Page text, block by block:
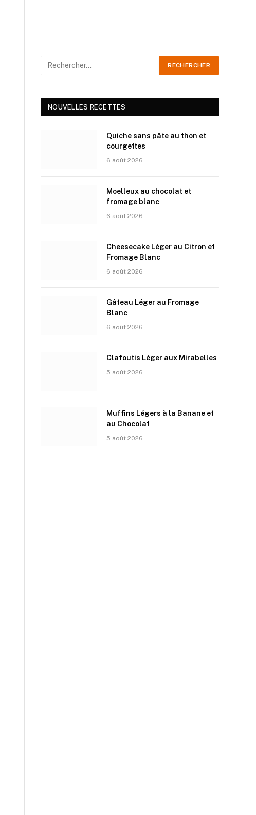
NOUVELLES RECETTES
Quiche sans pâte au thon et
courgettes
6 août 2026
Moelleux au chocolat et
fromage blanc
6 août 2026
Cheesecake Léger au Citron et
Fromage Blanc
6 août 2026
Gâteau Léger au Fromage
Blanc
6 août 2026
Clafoutis Léger aux Mirabelles
5 août 2026
Muffins Légers à la Banane et
au Chocolat
5 août 2026